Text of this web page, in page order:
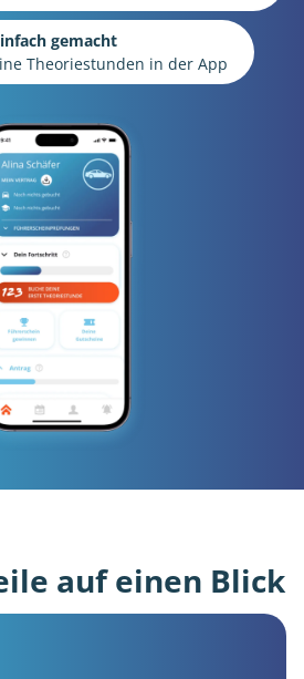
gemacht
Theoriestunden in der App
auf einen Blick